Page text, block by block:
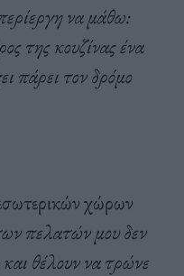
να μάθω:
της κουζίνας ένα
πάρει τον δρόμο
χώρων
πελατών μου δεν
θέλουν να τρώνε